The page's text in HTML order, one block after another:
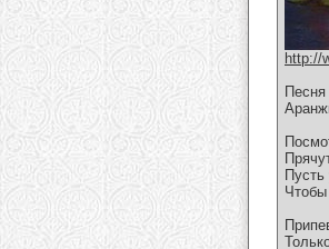
http://
Чтобы